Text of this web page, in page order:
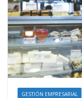
GESTIÓN EMPRESARIAL